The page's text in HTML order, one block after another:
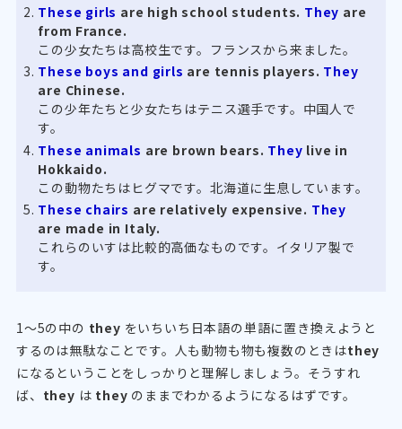
These girls are high school students. They are
from France.
この少女たちは高校生です。フランスから来ました。
These boys and girls are tennis players. They
are Chinese.
この少年たちと少女たちはテニス選手です。中国人で
す。
These animals are brown bears. They live in
Hokkaido.
この動物たちはヒグマです。北海道に生息しています。
These chairs are relatively expensive. They
are made in Italy.
これらのいすは比較的高価なものです。イタリア製で
す。
1～5の中の they をいちいち日本語の単語に置き換えようと
するのは無駄なことです。人も動物も物も複数のときはthey
になるということをしっかりと理解しましょう。そうすれ
ば、 they は they のままでわかるようになるはずです。